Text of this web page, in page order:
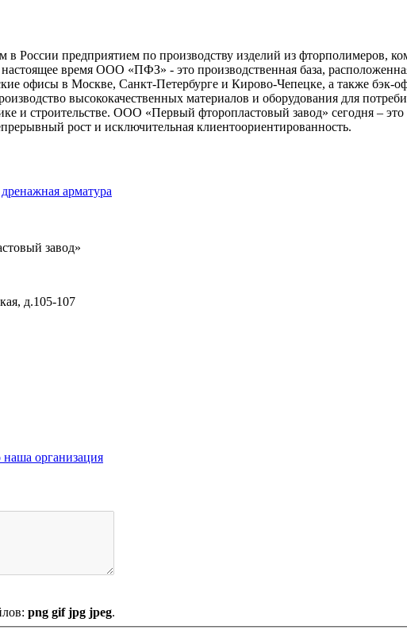
России предприятием по производству изделий из фторполимеров,
время ООО «ПФЗ» - это производственная база,
офисы в Москве, Санкт-Петербурге и Кирово-Чепецке, а также бэк-
высококачественных материалов и оборудования для
и строительстве. ООО «Первый фторопластовый завод» сегодня –
рост и исключительная клиентоориентированность.
арматура
завод»
д.105-107
наша организация
png gif jpg jpeg.